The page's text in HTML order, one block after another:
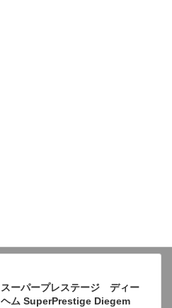
スーパープレステージ ディー
ヘム SuperPrestige Diegem